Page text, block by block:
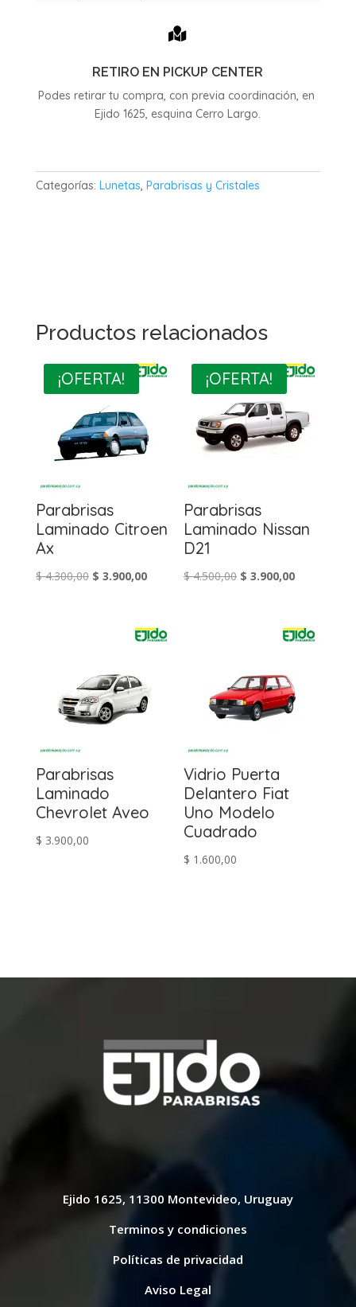

RETIRO EN PICKUP CENTER
Podes retirar tu compra, con previa coordinación, en
Ejido 1625, esquina Cerro Largo.
Categorías: Lunetas, Parabrisas y Cristales
Productos relacionados
¡OFERTA!
Parabrisas
Laminado Citroen
Ax
$4.300,00 El
$ 3.900,00El
es:
¡OFERTA!
Parabrisas
Laminado Nissan
D21
$4.500,00 El
$ 3.900,00El
es:
Parabrisas
Laminado
Chevrolet Aveo
$ 3.900,00
Vidrio Puerta
Delantero Fiat
Uno Modelo
Cuadrado
$ 1.600,00
Ejido 1625, 11300 Montevideo, Uruguay
Terminos y condiciones
Políticas de privacidad
Aviso Legal